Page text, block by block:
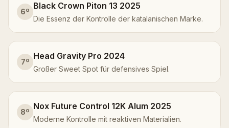
6º
Black Crown Piton 13 2025
Die Essenz der Kontrolle der katalanischen Marke.
7º
Head Gravity Pro 2024
Großer Sweet Spot für defensives Spiel.
8º
Nox Future Control 12K Alum 2025
Moderne Kontrolle mit reaktiven Materialien.